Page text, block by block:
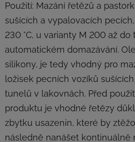
Použití: Mazání řetězů a
sušících a vypalovacích
230 °C, u varianty M 200 až do
automatickém domazávání.
silikony, je tedy vhodný pro
ložisek pecních vozíků
tunelů v lakovnách. Před
produktu je vhodné řetězy
zbytku usazenin, které by
následně nanášet kontinuálně